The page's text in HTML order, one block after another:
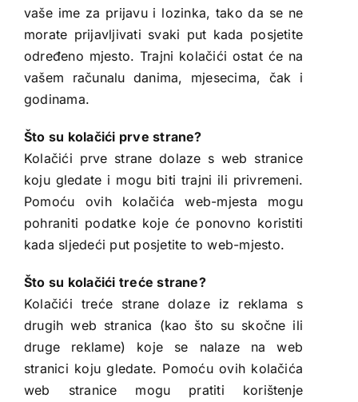
vaše ime za prijavu i lozinka, tako da se ne
morate prijavljivati ​​svaki put kada posjetite
određeno mjesto. Trajni kolačići ostat će na
vašem računalu danima, mjesecima, čak i
godinama.
Što su kolačići prve strane?
Kolačići prve strane dolaze s web stranice
koju gledate i mogu biti trajni ili privremeni.
Pomoću ovih kolačića web-mjesta mogu
pohraniti podatke koje će ponovno koristiti
kada sljedeći put posjetite to web-mjesto.
Što su kolačići treće strane?
Kolačići treće strane dolaze iz reklama s
drugih web stranica (kao što su skočne ili
druge reklame) koje se nalaze na web
stranici koju gledate. Pomoću ovih kolačića
web stranice mogu pratiti korištenje